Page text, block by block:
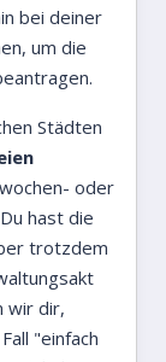
bei deiner
um die
Städten
oder
hast die
trotzdem
wir dir,
"einfach